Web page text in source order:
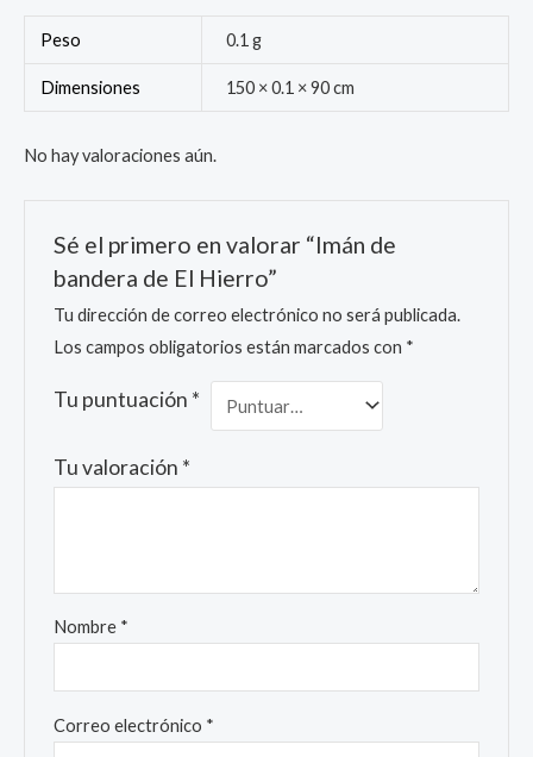
Peso 0.1 g
Dimensiones 150 × 0.1 × 90 cm
No hay valoraciones aún.
Sé el primero en valorar “Imán de
bandera de El Hierro”
Tu dirección de correo electrónico no será publicada.
Los campos obligatorios están marcados con *
Tu puntuación *
Tu valoración *
Nombre *
Correo electrónico *